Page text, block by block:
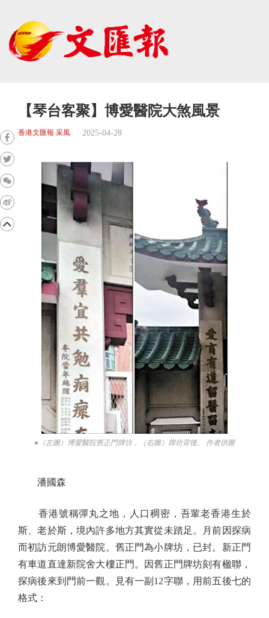
【琴台客聚】博愛醫院大煞風景
香港文匯報 采風 2025-04-28
●（左圖）博愛醫院舊正門牌坊，（右圖）牌坊背後。 作者供圖
潘國森
香港號稱彈丸之地，人口稠密，吾輩老香港生於
斯、老於斯，境內許多地方其實從未踏足。月前因探病
而初訪元朗博愛醫院。舊正門為小牌坊，已封。新正門
有車道直達新院舍大樓正門。因舊正門牌坊刻有楹聯，
探病後來到門前一觀。見有一副12字聯，用前五後七的
格式：